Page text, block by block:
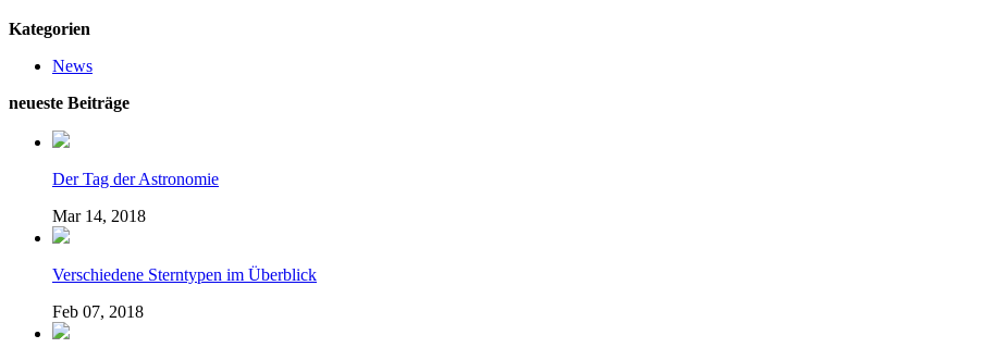
Kategorien
News
neueste Beiträge
Der Tag der Astronomie
Mar 14, 2018
Verschiedene Sterntypen im Überblick
Feb 07, 2018